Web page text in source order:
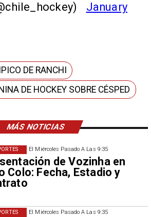
MÁS NOTICIAS
El Miércoles Pasado A Las 9:35
de Vozinha en
Colo: Fecha, Estadio y
El Miércoles Pasado A Las 9:35
January
DE RANCHI
DE HOCKEY SOBRE CÉSPED